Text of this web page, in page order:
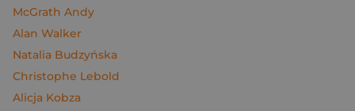
McGrath Andy
Alan Walker
Natalia Budzyńska
Christophe Lebold
Alicja Kobza